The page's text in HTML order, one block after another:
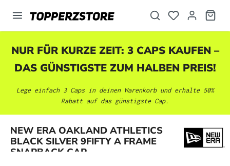
springen
NUR FÜR KURZE ZEIT: 3 CAPS KAUFEN –
DAS GÜNSTIGSTE ZUM HALBEN PREIS!
Lege einfach 3 Caps in deinen Warenkorb und erhalte 50%
Rabatt auf das günstigste Cap.
NEW ERA OAKLAND ATHLETICS
BLACK SILVER 9FIFTY A FRAME
SNAPBACK CAP
Bildergalerie überspringen